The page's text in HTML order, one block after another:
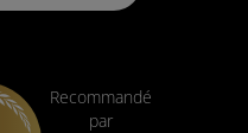
Recommandé
par